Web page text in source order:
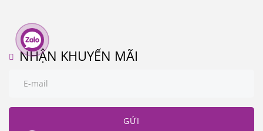
NHẬN KHUYẾN MÃI
GỬI